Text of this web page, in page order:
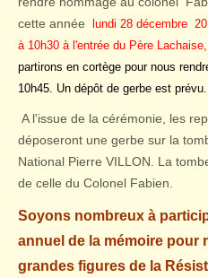
cette année
lundi 28 décembre
à 10h30 à l'entrée du Père
partirons en cortège pour nous
10h45. Un dépôt de gerbe est prévu.
A l'issue de la cérémonie, les
déposeront une gerbe sur la
National Pierre VILLON. La
de celle du Colonel Fabien.
Soyons nombreux à
annuel de la mémoire pour
grandes figures de la